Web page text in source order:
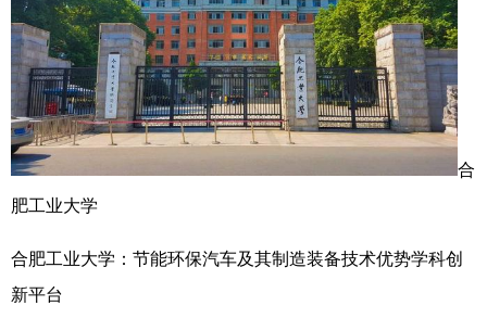
合
肥工业大学
合肥工业大学：节能环保汽车及其制造装备技术优势学科创
新平台